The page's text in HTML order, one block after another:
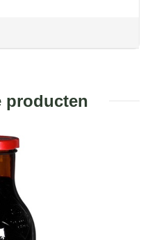
producten